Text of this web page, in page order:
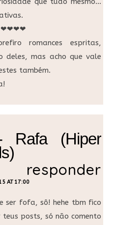
romances espritas,
deles, mas acho que vale
também.
Rafa (Hiper
AT 17:00
responder
ser fofa, sô! hehe tbm fico
teus posts, só não comento